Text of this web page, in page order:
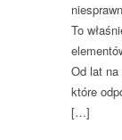
To
Od lat na
które
[…]